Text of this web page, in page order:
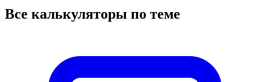
Все калькуляторы по теме